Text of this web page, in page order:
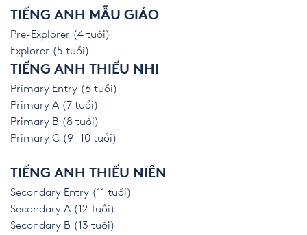
TIẾNG ANH MẪU GIÁO
Pre-Explorer (4 tuổi)
Explorer (5 tuổi)
TIẾNG ANH THIẾU NHI
Primary Entry (6 tuổi)
Primary A (7 tuổi)
Primary B (8 tuổi)
Primary C (9 – 10 tuổi)
TIẾNG ANH THIẾU NIÊN
Secondary Entry (11 tuổi)
Secondary A (12 Tuổi)
Secondary B (13 tuổi)